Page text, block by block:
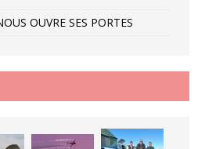
OUVRE SES PORTES